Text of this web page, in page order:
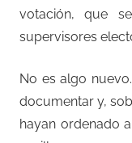
votación, que
supervisores
No es algo
documentar y,
hayan ordenado